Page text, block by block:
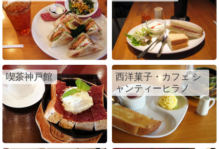
喫茶神戸館
西洋菓子・カフェ シ
ャンティーヒラノ